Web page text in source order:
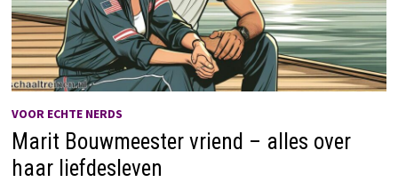
VOOR ECHTE NERDS
Marit Bouwmeester vriend – alles over
haar liefdesleven